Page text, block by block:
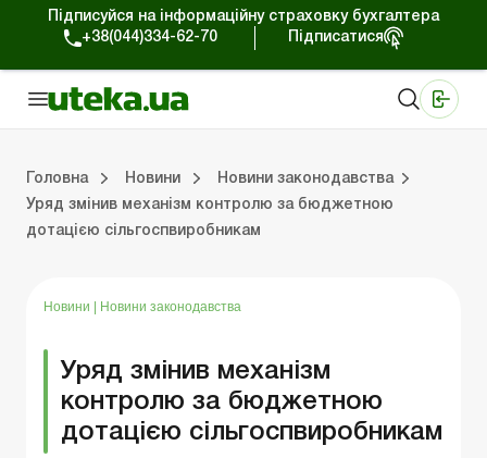
Підписуйся на інформаційну страховку бухгалтера
+38(044)334-62-70
Підписатися
Головна Новини
Новини законодавства
Уряд змінив механізм контролю за бюджетною
дотацією сільгоспвиробникам
Новини Новини законодавства
Уряд змінив механізм
контролю за бюджетною
дотацією сільгоспвиробникам